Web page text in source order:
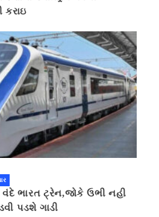
કરાઇ
વંદે ભારત ટ્રેન,જોકે ઉભી નહી
પડશે ગાડી